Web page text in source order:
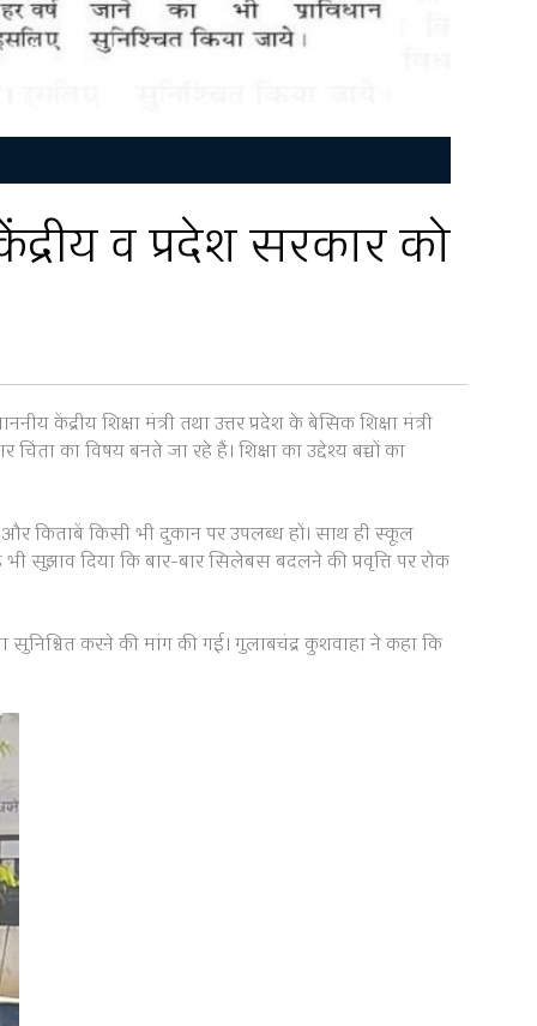
व प्रदेश सरकार को
केंद्रीय शिक्षा मंत्री तथा उत्तर प्रदेश के बेसिक शिक्षा मंत्री
का विषय बनते जा रहे हैं। शिक्षा का उद्देश्य बच्चों का
किताबें किसी भी दुकान पर उपलब्ध हों। साथ ही स्कूल
सुझाव दिया कि बार-बार सिलेबस बदलने की प्रवृत्ति पर रोक
करने की मांग की गई। गुलाबचंद्र कुशवाहा ने कहा कि